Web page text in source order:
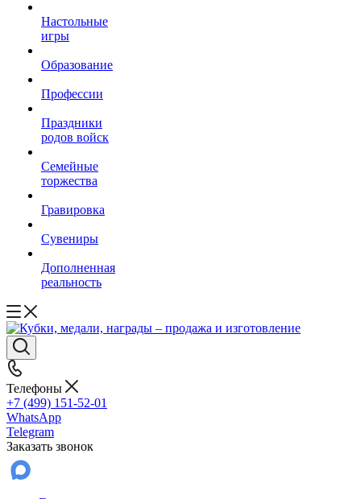
Настольные
игры
Образование
Профессии
Праздники
родов войск
Семейные
торжества
Гравировка
Сувениры
Дополненная
реальность
Телефоны
+7 (499) 151-52-01
WhatsApp
Telegram
Заказать звонок